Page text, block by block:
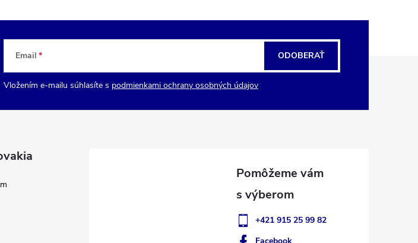
Email
Vložením e-mailu súhlasíte s podmienkami ochrany osobných údajov
ODOBERAŤ
+421 915 25 99 82